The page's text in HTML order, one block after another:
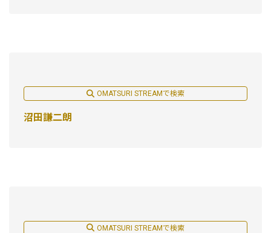
OMATSURI STREAMで検索
沼田謙二朗
OMATSURI STREAMで検索